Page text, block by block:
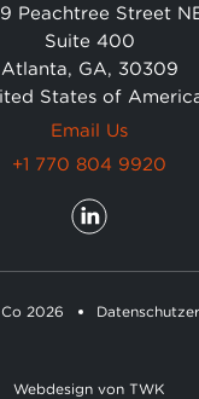
Peachtree Street
Suite 400
Atlanta, GA, 30309
States of
Email Us
+1 770 804 9920
2026
Webdesign von TWK